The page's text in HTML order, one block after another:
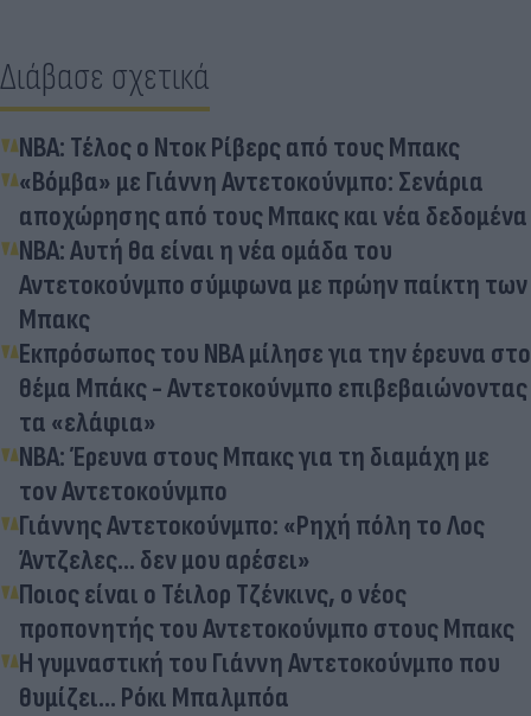
Διάβασε σχετικά
ΝΒΑ: Τέλος ο Ντοκ Ρίβερς από τους Μπακς
«Βόμβα» με Γιάννη Αντετοκούνμπο: Σενάρια
αποχώρησης από τους Μπακς και νέα δεδομένα
ΝΒΑ: Αυτή θα είναι η νέα ομάδα του
Αντετοκούνμπο σύμφωνα με πρώην παίκτη των
Μπακς
Εκπρόσωπος του ΝΒΑ μίλησε για την έρευνα στο
θέμα Μπάκς - Αντετοκούνμπο επιβεβαιώνοντας
τα «ελάφια»
NBA: Έρευνα στους Μπακς για τη διαμάχη με
τον Αντετοκούνμπο
Γιάννης Αντετοκούνμπο: «Ρηχή πόλη το Λος
Άντζελες... δεν μου αρέσει»
Ποιος είναι ο Τέιλορ Τζένκινς, ο νέος
προπονητής του Αντετοκούνμπο στους Μπακς
Η γυμναστική του Γιάννη Αντετοκούνμπο που
θυμίζει... Ρόκι Μπαλμπόα